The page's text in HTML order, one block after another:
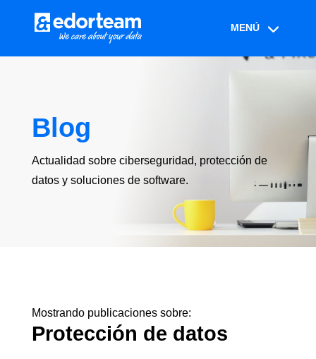
Blog
Actualidad sobre ciberseguridad, protección de
datos y soluciones de software.
Mostrando publicaciones sobre:
Protección de datos